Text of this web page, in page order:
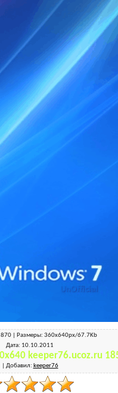
| Размеры: 360x640px/67.7Kb
Дата: 10.10.2011
keeper76.ucoz.ru
Добавил: keeper76